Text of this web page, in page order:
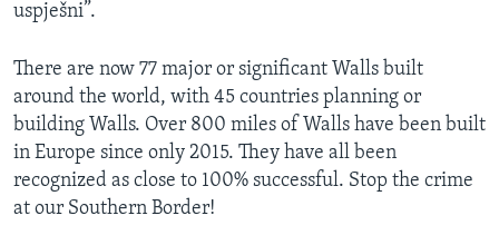
uspješni”.
There are now 77 major or significant Walls built
around the world, with 45 countries planning or
building Walls. Over 800 miles of Walls have been built
in Europe since only 2015. They have all been
recognized as close to 100% successful. Stop the crime
at our Southern Border!